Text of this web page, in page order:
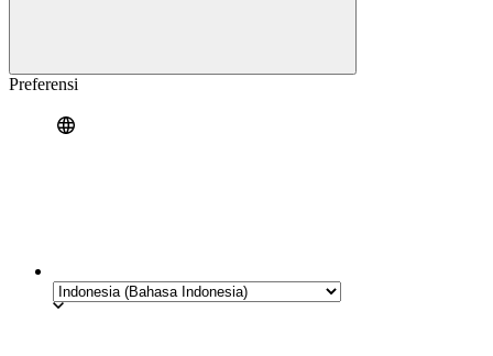
Preferensi